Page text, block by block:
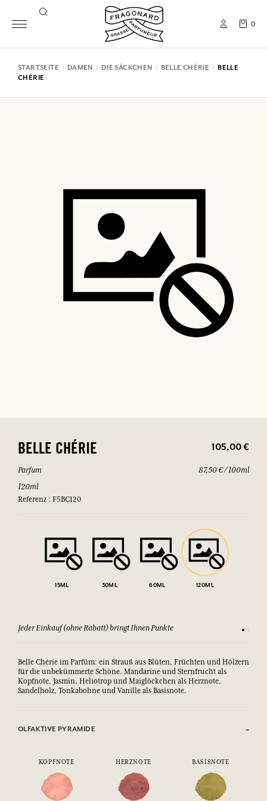
0
STARTSEITE DAMEN DIE SÄCKCHEN BELLE CHÉRIE
BELLE
CHÉRIE
BELLE CHÉRIE 105,00 €
Parfum
120ml
Referenz : F5BC120
87,50 € / 100ml
15ML 30ML 60ML 120ML
Jeder Einkauf (ohne Rabatt) bringt Ihnen Punkte Sehen
Belle Chérie im Parfüm: ein Strauß aus Blüten, Früchten und Hölzern
für die unbekümmerte Schöne. Mandarine und Sternfrucht als
Kopfnote, Jasmin, Heliotrop und Maiglöckchen als Herznote,
Sandelholz, Tonkabohne und Vanille als Basisnote.
OLFAKTIVE PYRAMIDE
KOPFNOTE HERZNOTE BASISNOTE